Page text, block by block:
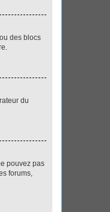
des blocs
du
pouvez pas
forums,